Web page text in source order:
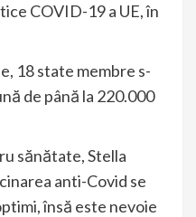
COVID-19 a UE, în
18 state membre s-
de până la 220.000
sănătate, Stella
anti-Covid se
însă este nevoie